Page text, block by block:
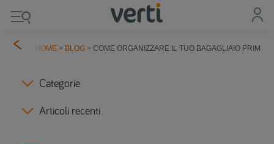
HOME > BLOG >COME ORGANIZZARE IL TUO BAGAGLIAIO PRIMA
Categorie
Articoli recenti